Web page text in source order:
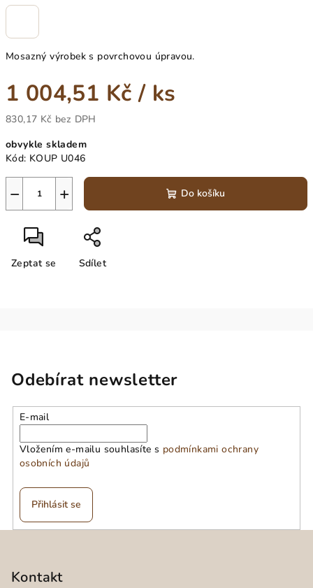
Mosazný výrobek s povrchovou úpravou.
1 004,51 Kč/ ks
830,17 Kč bez DPH
cena:
obvykle skladem
Kód: KOUP U046
+
− Do košíku
Zeptat se Sdílet
Odebírat newsletter
E-mail
Vložením e-mailu souhlasíte s podmínkami ochrany
osobních údajů
Přihlásit se
Kontakt